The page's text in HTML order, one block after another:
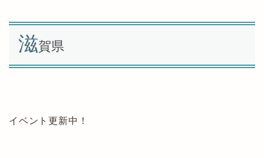
滋賀県
イベント更新中！